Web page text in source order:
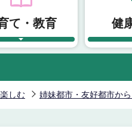
て・教育 健
しむ 姉妹都市・友好都市か